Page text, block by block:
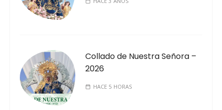
Collado de Nuestra Señora –
2026
HACE 5 HORAS